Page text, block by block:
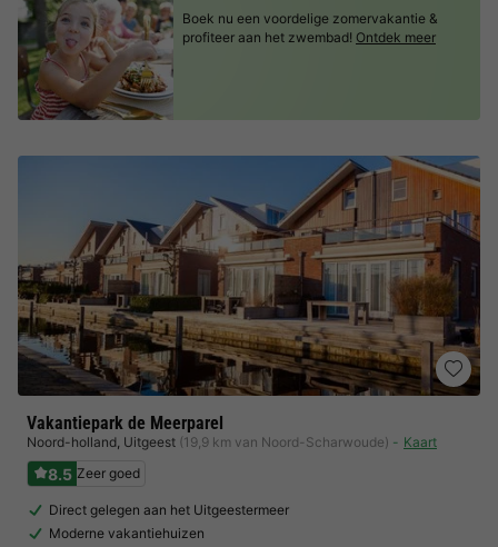
Vakantiepark de Meerparel
Noord-holland, Uitgeest (19,9 km van Noord-Scharwoude) Kaart
8.5 Zeer goed
Direct gelegen aan het Uitgeestermeer
Moderne vakantiehuizen
Boek nu een voordelige zomervakantie &
profiteer aan het zwembad! Ontdek meer